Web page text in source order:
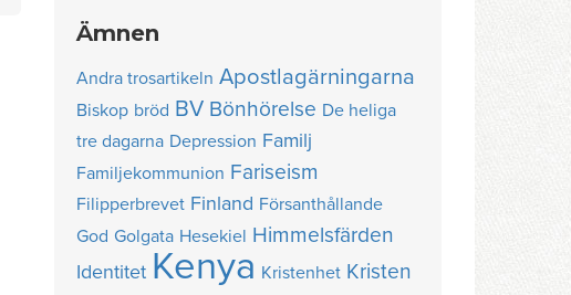
Ämnen
Andra trosartikeln Apostlagärningarna
Biskop bröd BV Bönhörelse De heliga
tre dagarna Depression Familj
Familjekommunion Fariseism
Filipperbrevet Finland Försanthållande
God Golgata Hesekiel Himmelsfärden
Identitet Kenya Kristenhet Kristen